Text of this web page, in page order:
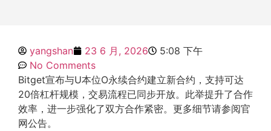
yangshan 23 6 月, 2026
5:08 下午
No Comments
Bitget宣布与U本位O永续合约建立新合约，支持可达
20倍杠杆规模，交易流程已同步开放。此举提升了合作
效率，进一步强化了双方合作紧密。更多细节请参阅官
网公告。